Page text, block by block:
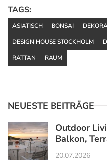
TAGS:
ASIATISCH BONSAI
DESIGN HOUSE STOCKHOLM
RATTAN
RAUM
NEUESTE BEITRÄGE
Outdoor
Balkon,
20.07.2026